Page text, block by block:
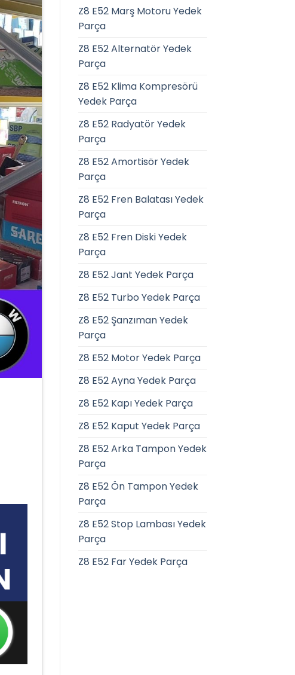
Z8 E52 Marş Motoru Yedek
Parça
Z8 E52 Alternatör Yedek
Parça
Z8 E52 Klima Kompresörü
Yedek Parça
Z8 E52 Radyatör Yedek
Parça
Z8 E52 Amortisör Yedek
Parça
Z8 E52 Fren Balatası Yedek
Parça
Z8 E52 Fren Diski Yedek
Parça
Z8 E52 Jant Yedek Parça
Z8 E52 Turbo Yedek Parça
Z8 E52 Şanzıman Yedek
Parça
Z8 E52 Motor Yedek Parça
Z8 E52 Ayna Yedek Parça
Z8 E52 Kapı Yedek Parça
Z8 E52 Kaput Yedek Parça
Z8 E52 Arka Tampon Yedek
Parça
Z8 E52 Ön Tampon Yedek
Parça
Z8 E52 Stop Lambası Yedek
Parça
Z8 E52 Far Yedek Parça